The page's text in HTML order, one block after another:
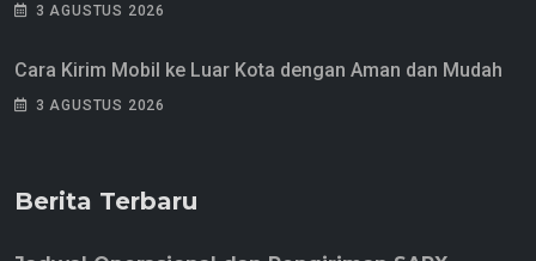
3 AGUSTUS 2026
Cara Kirim Mobil ke Luar Kota dengan Aman dan Mudah
3 AGUSTUS 2026
Berita Terbaru